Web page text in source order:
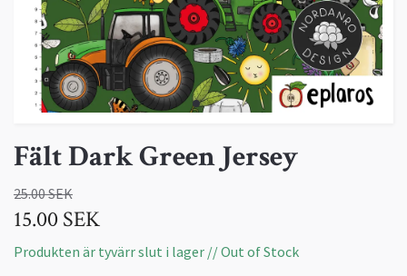
Fält Dark Green Jersey
25.00 SEK
15.00 SEK
Produkten är tyvärr slut i lager // Out of Stock